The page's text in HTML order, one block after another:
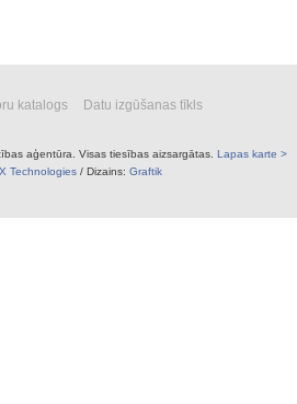
katalogs Datu izgūšanas tīkls
aģentūra. Visas tiesības aizsargātas. Lapas karte >
Technologies / Dizains: Graftik